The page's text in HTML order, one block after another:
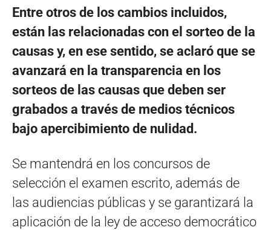
Entre otros de los cambios incluidos,
están las relacionadas con el sorteo de la
causas y, en ese sentido, se aclaró que se
avanzará en la transparencia en los
sorteos de las causas que deben ser
grabados a través de medios técnicos
bajo apercibimiento de nulidad.
Se mantendrá en los concursos de
selección el examen escrito, además de
las audiencias públicas y se garantizará la
aplicación de la ley de acceso democrático